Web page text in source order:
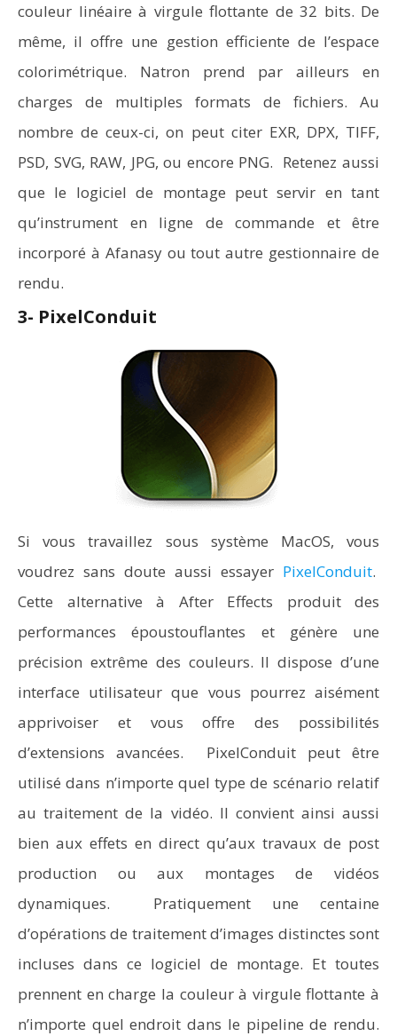
couleur linéaire à virgule flottante de 32 bits. De
même, il offre une gestion efficiente de l’espace
colorimétrique. Natron prend par ailleurs en
charges de multiples formats de fichiers. Au
nombre de ceux-ci, on peut citer EXR, DPX, TIFF,
PSD, SVG, RAW, JPG, ou encore PNG. Retenez aussi
que le logiciel de montage peut servir en tant
qu’instrument en ligne de commande et être
incorporé à Afanasy ou tout autre gestionnaire de
rendu.
3- PixelConduit
Si vous travaillez sous système MacOS, vous
voudrez sans doute aussi essayer PixelConduit.
Cette alternative à After Effects produit des
performances époustouflantes et génère une
précision extrême des couleurs. Il dispose d’une
interface utilisateur que vous pourrez aisément
apprivoiser et vous offre des possibilités
d’extensions avancées. PixelConduit peut être
utilisé dans n’importe quel type de scénario relatif
au traitement de la vidéo. Il convient ainsi aussi
bien aux effets en direct qu’aux travaux de post
production ou aux montages de vidéos
dynamiques. Pratiquement une centaine
d’opérations de traitement d’images distinctes sont
incluses dans ce logiciel de montage. Et toutes
prennent en charge la couleur à virgule flottante à
n’importe quel endroit dans le pipeline de rendu.